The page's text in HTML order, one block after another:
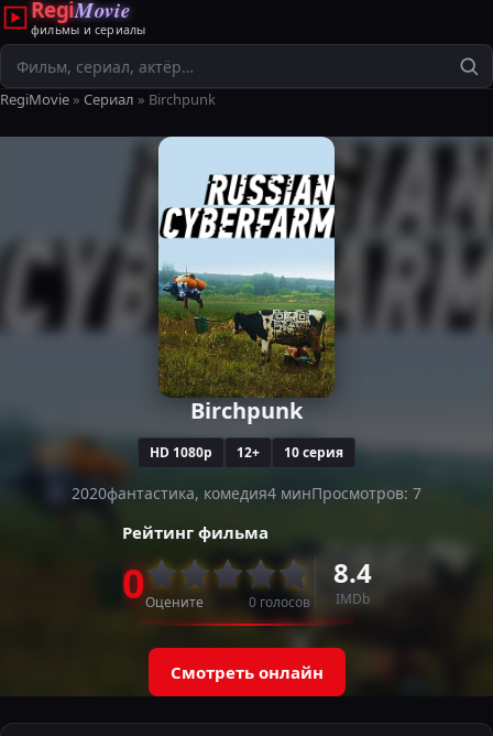
RegiMovie
фильмы и сериалы
Поиск
RegiMovie» Сериал » Birchpunk
Birchpunk
HD 1080p 12+ 10 серия
2020фантастика, комедия4 минПросмотров: 7
Рейтинг фильма
0Оцените 0голосов
8.4
IMDb
Смотреть онлайн